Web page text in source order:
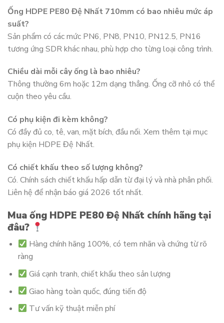
Ống HDPE PE80 Đệ Nhất 710mm có bao nhiêu mức áp
suất?
Sản phẩm có các mức PN6, PN8, PN10, PN12.5, PN16
tương ứng SDR khác nhau, phù hợp cho từng loại công trình.
Chiều dài mỗi cây ống là bao nhiêu?
Thông thường 6m hoặc 12m dạng thẳng. Ống cỡ nhỏ có thể
cuộn theo yêu cầu.
Có phụ kiện đi kèm không?
Có đầy đủ co, tê, van, mặt bích, đầu nối. Xem thêm tại mục
phụ kiện HDPE Đệ Nhất.
Có chiết khấu theo số lượng không?
Có. Chính sách chiết khấu hấp dẫn từ đại lý và nhà phân phối.
Liên hệ để nhận báo giá 2026 tốt nhất.
Mua ống HDPE PE80 Đệ Nhất chính hãng tại
đâu?
Hàng chính hãng 100%, có tem nhãn và chứng từ rõ
ràng
Giá cạnh tranh, chiết khấu theo sản lượng
Giao hàng toàn quốc, đúng tiến độ
Tư vấn kỹ thuật miễn phí